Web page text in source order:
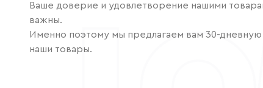
Ваше доверие и удовлетворение нашими
важны.
Именно поэтому мы предлагаем вам 30-дневную
наши товары.